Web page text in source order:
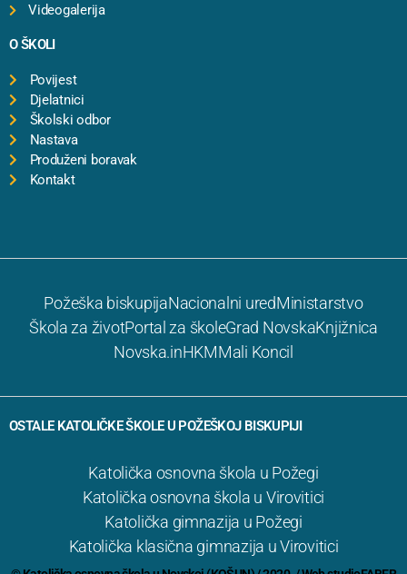
Videogalerija
O ŠKOLI
Povijest
Djelatnici
Školski odbor
Nastava
Produženi boravak
Kontakt
Požeška biskupijaNacionalni uredMinistarstvo
Škola za životPortal za školeGrad NovskaKnjižnica
Novska.inHKMMali Koncil
OSTALE KATOLIČKE ŠKOLE U POŽEŠKOJ BISKUPIJI
Katolička osnovna škola u Požegi
Katolička osnovna škola u Virovitici
Katolička gimnazija u Požegi
Katolička klasična gimnazija u Virovitici